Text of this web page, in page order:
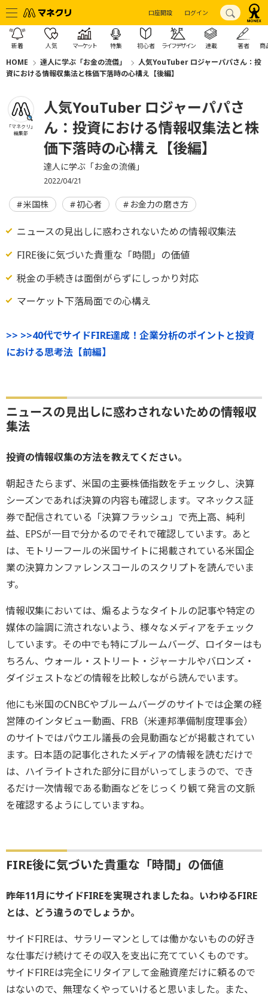
口座開設 ログイン
新着 人気 マーケット 特集 初心者 ライフデザイン 連載 著者 商
HOME 達人に学ぶ「お金の流儀」
人気YouTuber ロジャーパパさん：投
資における情報収集法と株価下落時の心構え【後編】
「マネクリ」
編集部
人気YouTuber ロジャーパパさ
ん：投資における情報収集法と株
価下落時の心構え【後編】
達人に学ぶ「お金の流儀」
2022/04/21
米国株 初心者 お金力の磨き方
ニュースの見出しに惑わされないための情報収集法
FIRE後に気づいた貴重な「時間」の価値
税金の手続きは面倒がらずにしっかり対応
マーケット下落局面での心構え
>> >>40代でサイドFIRE達成！企業分析のポイントと投資
における思考法【前編】
ニュースの見出しに惑わされないための情報収
集法
――投資の情報収集の方法を教えてください。
朝起きたらまず、米国の主要株価指数をチェックし、決算
シーズンであれば決算の内容も確認します。マネックス証
券で配信されている「決算フラッシュ」で売上高、純利
益、EPSが一目で分かるのでそれで確認しています。あと
は、モトリーフールの米国サイトに掲載されている米国企
業の決算カンファレンスコールのスクリプトを読んでいま
す。
情報収集においては、煽るようなタイトルの記事や特定の
媒体の論調に流されないよう、様々なメディアをチェック
しています。その中でも特にブルームバーグ、ロイターはも
ちろん、ウォール・ストリート・ジャーナルやバロンズ・
ダイジェストなどの情報を比較しながら読んでいます。
他にも米国のCNBCやブルームバーグのサイトでは企業の経
営陣のインタビュー動画、FRB（米連邦準備制度理事会）
のサイトではパウエル議長の会見動画などが掲載されてい
ます。日本語の記事化されたメディアの情報を読むだけで
は、ハイライトされた部分に目がいってしまうので、でき
るだけ一次情報である動画などをじっくり観て発言の文脈
を確認するようにしていますね。
FIRE後に気づいた貴重な「時間」の価値
――昨年11月にサイドFIREを実現されましたね。いわゆるFIRE
とは、どう違うのでしょうか。
サイドFIREは、サラリーマンとしては働かないものの好き
な仕事だけ続けてその収入を支出に充てていくものです。
サイドFIREは完全にリタイアして金融資産だけに頼るので
はないので、無理なくやっていけると思いました。また、